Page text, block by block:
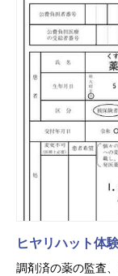
ヒヤリハット体
調剤済の薬の監査